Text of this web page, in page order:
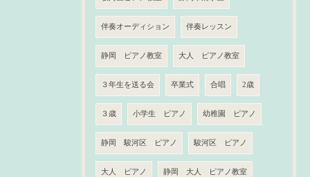
伴奏オーディション 伴奏レッスン
静岡 ピアノ教室 大人 ピアノ教室
３年生を送る会 卒業式 合唱 2歳
３歳 小学生 ピアノ 幼稚園 ピアノ
静岡 駿河区 ピアノ 駿河区 ピアノ
大人 ピアノ 静岡 大人 ピアノ教室